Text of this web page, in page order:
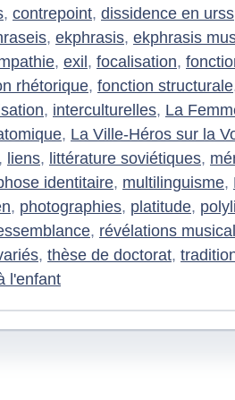
, contrepoint, dissidence en urss
, ekphrasis, ekphrasis
, exil , focalisation,
rhétorique, fonction structurale
, interculturelles, La
, La Ville-Héros sur la
, liens, littérature soviétiques,
identitaire, multilinguisme,
, photographies, platitude,
, révélations
, thèse de doctorat,
l'enfant